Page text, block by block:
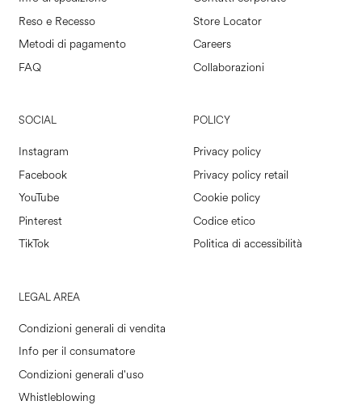
Reso e Recesso
Metodi di pagamento
FAQ
Store Locator
Careers
Collaborazioni
SOCIAL
Instagram
Facebook
YouTube
Pinterest
TikTok
POLICY
Privacy policy
Privacy policy retail
Cookie policy
Codice etico
Politica di accessibilità
LEGAL AREA
Condizioni generali di vendita
Info per il consumatore
Condizioni generali d'uso
Whistleblowing